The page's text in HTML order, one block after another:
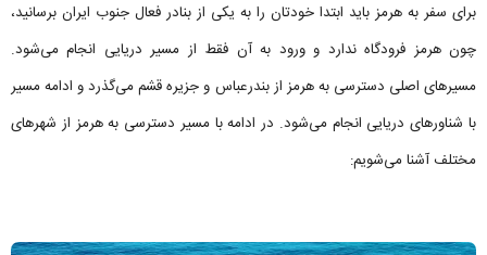
برای سفر به هرمز باید ابتدا خودتان را به یکی از بنادر فعال جنوب ایران برسانید،
چون هرمز فرودگاه ندارد و ورود به آن فقط از مسیر دریایی انجام می‌شود.
مسیرهای اصلی دسترسی به هرمز از بندرعباس و جزیره قشم می‌گذرد و ادامه مسیر
با شناورهای دریایی انجام می‌شود. در ادامه با مسیر دسترسی به هرمز از شهرهای
مختلف آشنا می‌شویم: